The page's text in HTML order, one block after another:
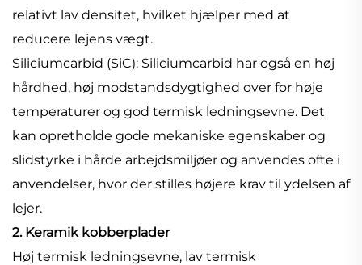
relativt lav densitet, hvilket hjælper med at
reducere lejens vægt.
Siliciumcarbid (SiC): Siliciumcarbid har også en høj
hårdhed, høj modstandsdygtighed over for høje
temperaturer og god termisk ledningsevne. Det
kan opretholde gode mekaniske egenskaber og
slidstyrke i hårde arbejdsmiljøer og anvendes ofte i
anvendelser, hvor der stilles højere krav til ydelsen af
lejer.
2. Keramik kobberplader
Høj termisk ledningsevne, lav termisk